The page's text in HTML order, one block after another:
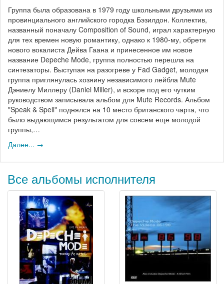
Группа была образована в 1979 году школьными друзьями из
провинциального английского городка Бэзилдон. Коллектив,
названный поначалу Composition of Sound, играл характерную
для тех времен новую романтику, однако к 1980-му, обретя
нового вокалиста Дейва Гаана и принесенное им новое
название Depeche Mode, группа полностью перешла на
синтезаторы. Выступая на разогреве у Fad Gadget, молодая
группа приглянулась хозяину независимого лейбла Mute
Дэниелу Миллеру (Daniel Miller), и вскоре под его чутким
руководством записывала альбом для Mute Records. Альбом
"Speak & Spell" поднялся на 10 место британского чарта, что
было выдающимся результатом для совсем еще молодой
группы,…
Далее... →
Все альбомы исполнителя